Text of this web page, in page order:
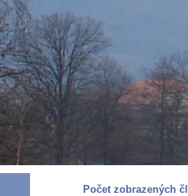
Počet zobrazených